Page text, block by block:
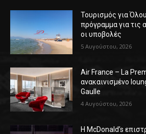
Τουρισμός για
πρόγραμμα για τις
οι υποβολές
5 Αυγούστου, 2026
Air France – La
ανακαινισμένο
Gaulle
4 Αυγούστου, 2026
Η McDonald’s